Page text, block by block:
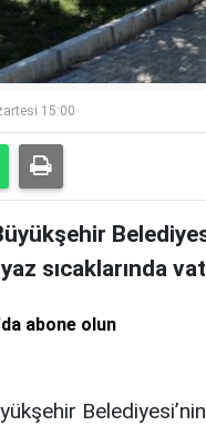
15:00
sıcaklarında
abone olun